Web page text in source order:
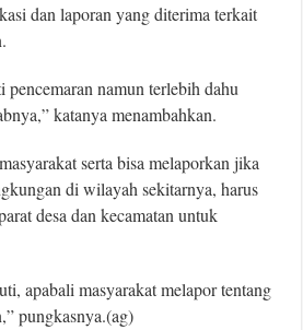
dan laporan yang diterima terkait
namun terlebih dahu
katanya menambahkan.
serta bisa melaporkan jika
di wilayah sekitarnya, harus
desa dan kecamatan untuk
apabali masyarakat melapor tentang
pungkasnya.(ag)